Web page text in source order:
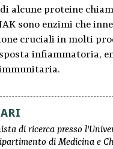
alcune proteine
sono enzimi che
cruciali in molti
infiammatoria,
di ricerca presso
di Medicina e